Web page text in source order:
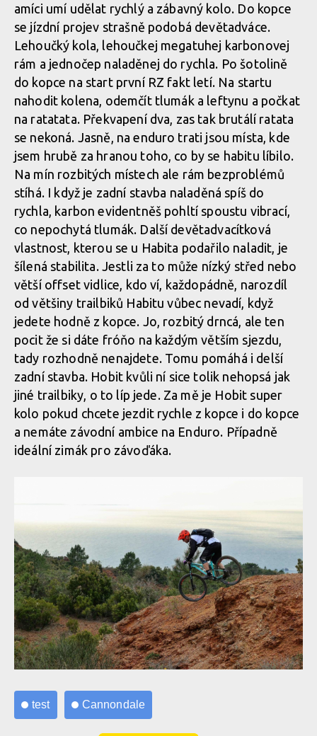
amíci umí udělat rychlý a zábavný kolo. Do kopce
se jízdní projev strašně podobá devětadváce.
Lehoučký kola, lehoučkej megatuhej karbonovej
rám a jednočep naladěnej do rychla. Po šotolině
do kopce na start první RZ fakt letí. Na startu
nahodit kolena, odemčít tlumák a leftynu a počkat
na ratatata. Překvapení dva, zas tak brutálí ratata
se nekoná. Jasně, na enduro trati jsou místa, kde
jsem hrubě za hranou toho, co by se habitu líbilo.
Na mín rozbitých místech ale rám bezproblémů
stíhá. I když je zadní stavba naladěná spíš do
rychla, karbon evidentněš pohltí spoustu vibrací,
co nepochytá tlumák. Další devětadvacítková
vlastnost, kterou se u Habita podařilo naladit, je
šílená stabilita. Jestli za to může nízký střed nebo
větší offset vidlice, kdo ví, každopádně, narozdíl
od většiny trailbiků Habitu vůbec nevadí, když
jedete hodně z kopce. Jo, rozbitý drncá, ale ten
pocit že si dáte fróňo na každým větším sjezdu,
tady rozhodně nenajdete. Tomu pomáhá i delší
zadní stavba. Hobit kvůli ní sice tolik nehopsá jak
jiné trailbiky, o to líp jede. Za mě je Hobit super
kolo pokud chcete jezdit rychle z kopce i do kopce
a nemáte závodní ambice na Enduro. Případně
ideální zimák pro závoďáka.
test Cannondale